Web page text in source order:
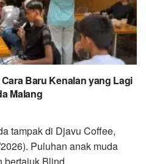
Baru Kenalan yang Lagi
Malang
tampak di Djavu Coffee,
Puluhan anak muda